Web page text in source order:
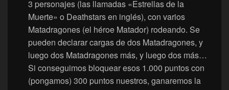
3 personajes (las llamadas «Estrellas de la
Muerte» o Deathstars en inglés), con varios
Matadragones (el héroe Matador) rodeando. Se
pueden declarar cargas de dos Matadragones, y
luego dos Matadragones más, y luego dos más…
Si conseguimos bloquear esos 1.000 puntos con
(pongamos) 300 puntos nuestros, ganaremos la